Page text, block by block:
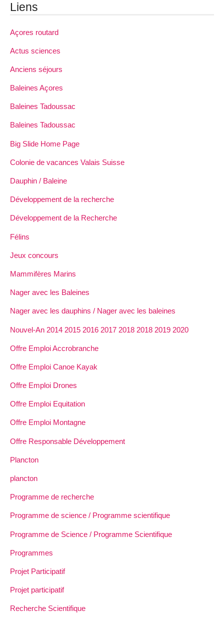
Liens
Açores routard
Actus sciences
Anciens séjours
Baleines Açores
Baleines Tadoussac
Baleines Tadoussac
Big Slide Home Page
Colonie de vacances Valais Suisse
Dauphin / Baleine
Développement de la recherche
Développement de la Recherche
Félins
Jeux concours
Mammifères Marins
Nager avec les Baleines
Nager avec les dauphins / Nager avec les baleines
Nouvel-An 2014 2015 2016 2017 2018 2018 2019 2020
Offre Emploi Accrobranche
Offre Emploi Canoe Kayak
Offre Emploi Drones
Offre Emploi Equitation
Offre Emploi Montagne
Offre Responsable Développement
Plancton
plancton
Programme de recherche
Programme de science / Programme scientifique
Programme de Science / Programme Scientifique
Programmes
Projet Participatif
Projet participatif
Recherche Scientifique